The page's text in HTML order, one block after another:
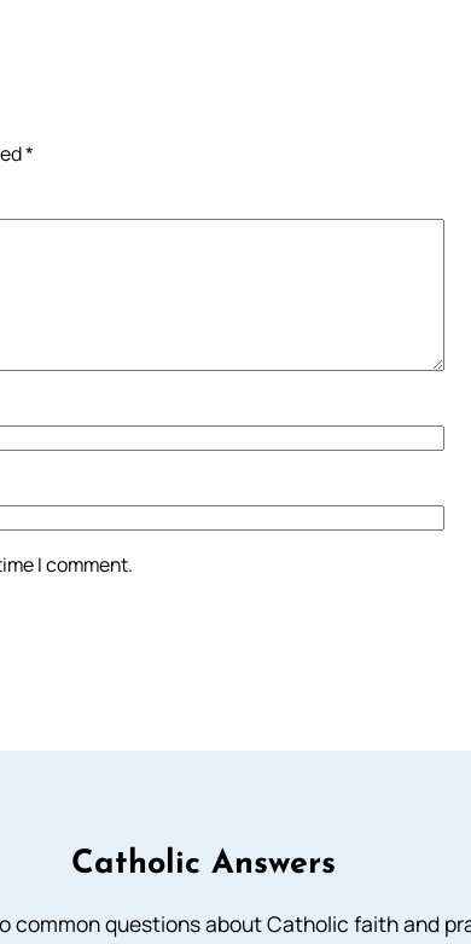
*
I comment.
Catholic Answers
common questions about Catholic faith and